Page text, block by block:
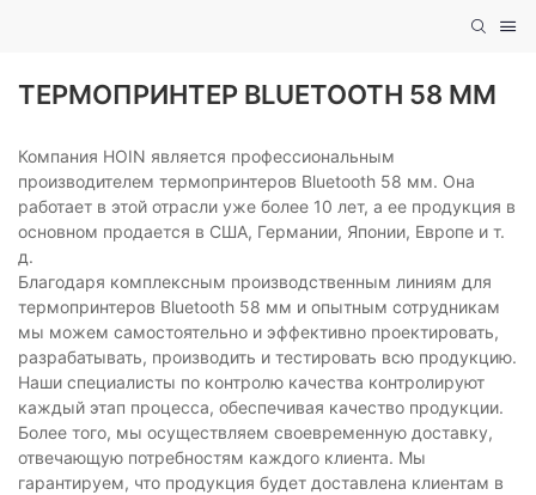
ТЕРМОПРИНТЕР BLUETOOTH 58 ММ
Компания HOIN является профессиональным
производителем термопринтеров Bluetooth 58 мм. Она
работает в этой отрасли уже более 10 лет, а ее продукция в
основном продается в США, Германии, Японии, Европе и т.
д.
Благодаря комплексным производственным линиям для
термопринтеров Bluetooth 58 мм и опытным сотрудникам
мы можем самостоятельно и эффективно проектировать,
разрабатывать, производить и тестировать всю продукцию.
Наши специалисты по контролю качества контролируют
каждый этап процесса, обеспечивая качество продукции.
Более того, мы осуществляем своевременную доставку,
отвечающую потребностям каждого клиента. Мы
гарантируем, что продукция будет доставлена ​​клиентам в